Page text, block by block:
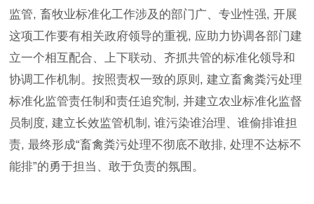
监管, 畜牧业标准化工作涉及的部门广、专业性强, 开展
这项工作要有相关政府领导的重视, 应助力协调各部门建
立一个相互配合、上下联动、齐抓共管的标准化领导和
协调工作机制。按照责权一致的原则, 建立畜禽粪污处理
标准化监管责任制和责任追究制, 并建立农业标准化监督
员制度, 建立长效监管机制, 谁污染谁治理、谁偷排谁担
责, 最终形成“畜禽粪污处理不彻底不敢排, 处理不达标不
能排”的勇于担当、敢于负责的氛围。